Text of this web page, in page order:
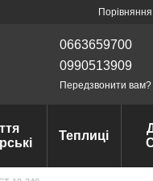
Порівняння
0663659700
0990513909
Передзвонити вам?
Теплиці